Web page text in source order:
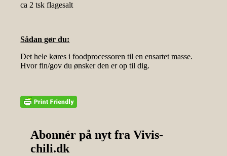
ca 2 tsk flagesalt
Sådan gør du:
Det hele køres i foodprocessoren til en ensartet masse.
Hvor fin/gov du ønsker den er op til dig.
Abonnér på nyt fra Vivis-
chili.dk